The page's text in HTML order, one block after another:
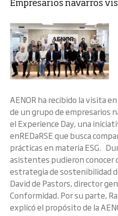
Empresarios navarros
AENOR ha recibido la visita
de un grupo de empresarios
el Experience Day, una
enREDaRSE que busca
prácticas en materia ESG.
asistentes pudieron conocer
estrategia de sostenibilidad
David de Pastors, director
Conformidad. Por su parte,
explicó el propósito de la